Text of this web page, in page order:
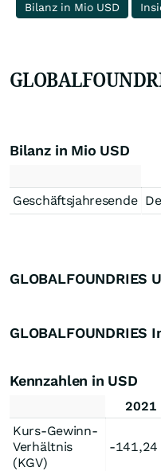
Bilanz in Mio USD
Bilanz in Mio USD
Geschäftsjahresende
GLOBALFOUNDRIES
Kennzahlen in USD
2021
Kurs-Gewinn-
Verhältnis
(KGV)
-141,24